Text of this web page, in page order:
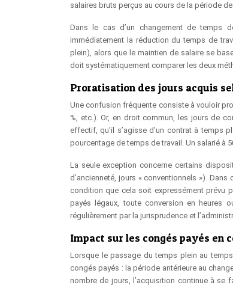
salaires bruts perçus au cours de la période
Dans le cas d’un changement de temps
immédiatement la réduction du temps de
plein), alors que le maintien de salaire se
doit systématiquement comparer les deux
Proratisation des jours acquis
Une confusion fréquente consiste à vouloir
%, etc.). Or, en droit commun, les jours de
effectif, qu’il s’agisse d’un contrat à temps
pourcentage de temps de travail. Un salarié à
La seule exception concerne certains
d’ancienneté, jours « conventionnels »).
condition que cela soit expressément prévu
payés légaux, toute conversion en heures
régulièrement par la jurisprudence et
Impact sur les congés payés en
Lorsque le passage du temps plein au
congés payés : la période antérieure au
nombre de jours, l’acquisition continue à se